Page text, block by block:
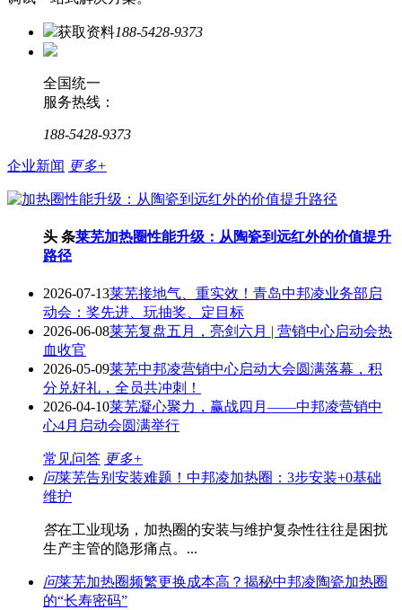
获取资料188-5428-9373
全国统一
服务热线：
188-5428-9373
企业新闻 更多+
头 条莱芜加热圈性能升级：从陶瓷到远红外的价值提升
路径
2026-07-13莱芜接地气、重实效！青岛中邦凌业务部启
动会：奖先进、玩抽奖、定目标
2026-06-08莱芜复盘五月，亮剑六月 | 营销中心启动会热
血收官
2026-05-09莱芜中邦凌营销中心启动大会圆满落幕，积
分兑好礼，全员共冲刺！
2026-04-10莱芜凝心聚力，赢战四月——中邦凌营销中
心4月启动会圆满举行
常见问答 更多+
问莱芜告别安装难题！中邦凌加热圈：3步安装+0基础
维护
答在工业现场，加热圈的安装与维护复杂性往往是困扰
生产主管的隐形痛点。...
问莱芜加热圈频繁更换成本高？揭秘中邦凌陶瓷加热圈
的“长寿密码”